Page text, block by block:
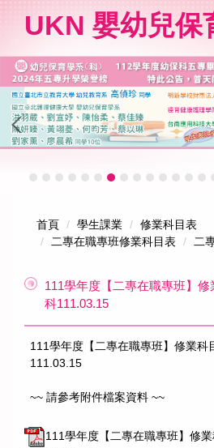
要
內
容
區
UKN 嬰幼兒保
首頁 學生課業
修業科目表
二專在職專班修業科目表
二
111學年度【二專在職專班】
科111.03.15
111學年度【二專在職專班】修業科
111.03.15
~~ 請參考附件檔案資料 ~~
111學年度【二專在職專班】修